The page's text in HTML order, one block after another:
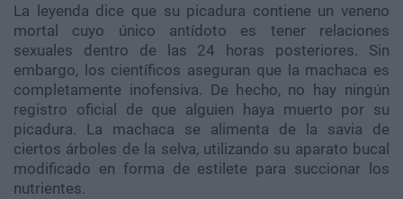
La leyenda dice que su picadura contiene un veneno
mortal cuyo único antídoto es tener relaciones
sexuales dentro de las 24 horas posteriores. Sin
embargo, los científicos aseguran que la machaca es
completamente inofensiva. De hecho, no hay ningún
registro oficial de que alguien haya muerto por su
picadura. La machaca se alimenta de la savia de
ciertos árboles de la selva, utilizando su aparato bucal
modificado en forma de estilete para succionar los
nutrientes.